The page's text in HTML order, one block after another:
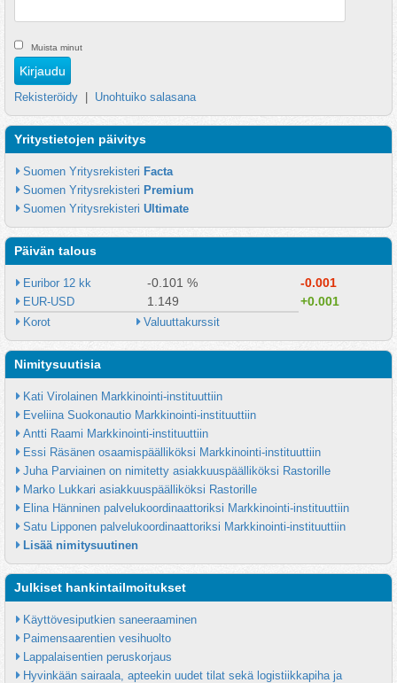
Muista minut
Rekisteröidy Unohtuiko salasana
Yritystietojen päivitys
Suomen Yritysrekisteri Facta
Suomen Yritysrekisteri Premium
Suomen Yritysrekisteri Ultimate
Päivän talous
Euribor 12 kk -0.101 % -0.001
EUR-USD 1.149 +0.001
Korot Valuuttakurssit
Nimitysuutisia
Kati Virolainen Markkinointi-instituuttiin
Eveliina Suokonautio Markkinointi-instituuttiin
Antti Raami Markkinointi-instituuttiin
Essi Räsänen osaamispäälliköksi Markkinointi-instituuttiin
Juha Parviainen on nimitetty asiakkuuspäälliköksi Rastorille
Marko Lukkari asiakkuuspäälliköksi Rastorille
Elina Hänninen palvelukoordinaattoriksi Markkinointi-instituuttiin
Satu Lipponen palvelukoordinaattoriksi Markkinointi-instituuttiin
Lisää nimitysuutinen
Julkiset hankintailmoitukset
Käyttövesiputkien saneeraaminen
Paimensaarentien vesihuolto
Lappalaisentien peruskorjaus
Hyvinkään sairaala, apteekin uudet tilat sekä logistiikkapiha ja